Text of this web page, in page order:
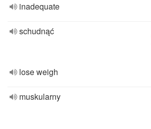
inadequate
schudnąć
lose weigh
muskularny